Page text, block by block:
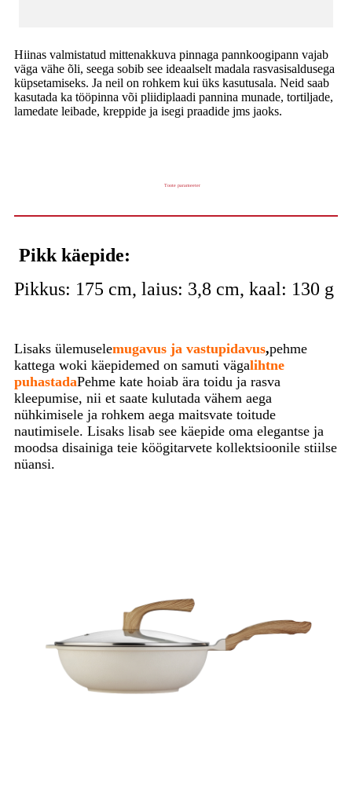
Hiinas valmistatud mittenakkuva pinnaga pannkoogipann vajab
väga vähe õli, seega sobib see ideaalselt madala rasvasisaldusega
küpsetamiseks. Ja neil on rohkem kui üks kasutusala. Neid saab
kasutada ka tööpinna või pliidiplaadi pannina munade, tortiljade,
lamedate leibade, kreppide ja isegi praadide jms jaoks.
Toote parameeter
Pikk käepide:
Pikkus: 175 cm, laius: 3,8 cm, kaal: 130 g
Lisaks ülemuselemugavus ja vastupidavus,pehme
kattega woki käepidemed on samuti vägalihtne
puhastadaPehme kate hoiab ära toidu ja rasva
kleepumise, nii et saate kulutada vähem aega
nühkimisele ja rohkem aega maitsvate toitude
nautimisele. Lisaks lisab see käepide oma elegantse ja
moodsa disainiga teie köögitarvete kollektsioonile stiilse
nüansi.